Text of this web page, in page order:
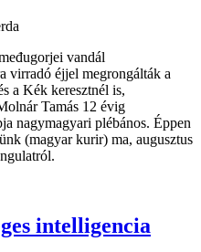
vandál
virradó éjjel megrongálták a
a Kék keresztnél is,
Tamás 12 évig
nagymagyari plébános. Éppen
(magyar kurir) ma, augusztus
intelligencia